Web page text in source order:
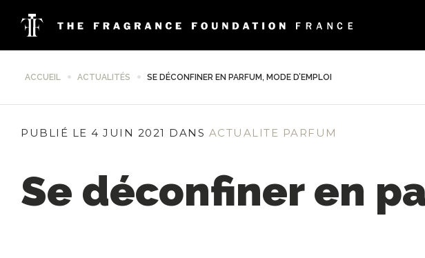
ACCUEIL ACTUALITÉS SE DÉCONFINER EN PARFUM, MODE D’EMPLOI
PUBLIÉ LE 4 JUIN 2021 DANS ACTUALITE PARFUM
Se déconfiner en